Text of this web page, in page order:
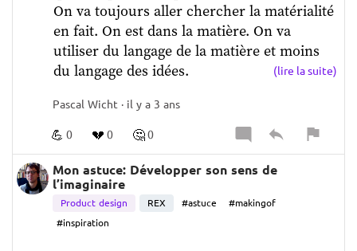
On va toujours aller chercher la matérialité
en fait. On est dans la matière. On va
utiliser du langage de la matière et moins
écrivent vachement bien
train d'essayer d'apprendre à écrire.
(lire la suite)
Pascal Wicht · il y a 3 ans
💪 0 💔 0 🤔0
Mon astuce: Développer son sens de
l’imaginaire
Product design REX #astuce
#makingof
#inspiration